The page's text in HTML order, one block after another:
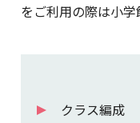
をご利用の際は小学
クラス編成